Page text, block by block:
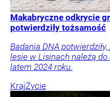
Makabryczne odkrycie
potwierdziły tożsamość
Badania DNA
lesie w Lisinach należą
latem 2024 roku.
KrajŻycie